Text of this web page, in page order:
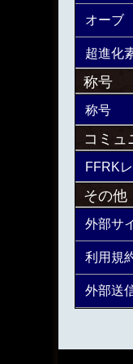
オーブ
超進化
称号
称号
コミュ
FFRK
その他
外部サ
利用規
外部送